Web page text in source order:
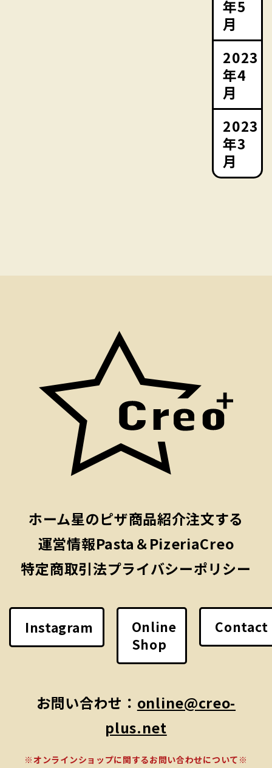
年5
月
2023
年4
月
2023
年3
月
ホーム星のピザ商品紹介注文する
運営情報Pasta＆PizeriaCreo
特定商取引法プライバシーポリシー
Instagram
Online
Shop
Contact
お問い合わせ： online@creo-
plus.net
※オンラインショップに関するお問い合わせについて※